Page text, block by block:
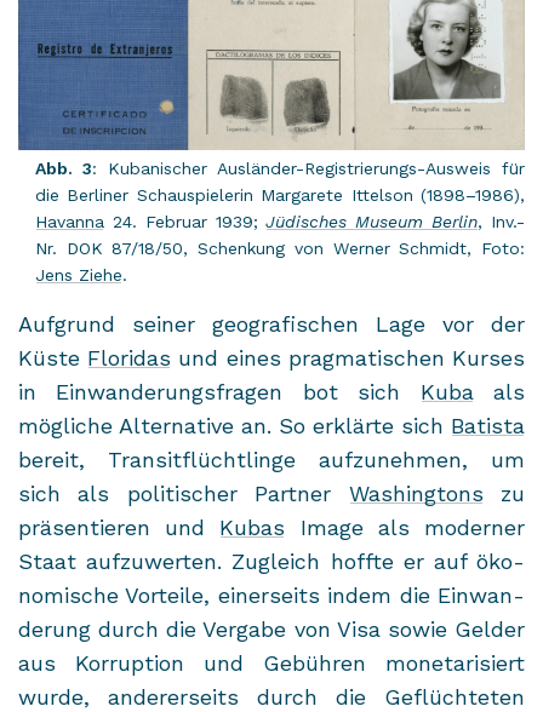
Abb. 3: Ku­ba­ni­scher Ausländer-​Registrierungs-Ausweis für
die Ber­li­ner Schau­spie­le­rin Mar­ga­re­te It­tel­son (1898–1986),
Ha­van­na 24. Fe­bru­ar 1939;Jü­di­sches Mu­se­um Ber­lin, Inv.-
Nr. DOK 87/18/50, Schen­kung von Wer­ner Schmidt, Foto:
Jens Ziehe.
Auf­grund sei­ner geo­gra­fi­schen Lage vor der
Küste Flo­ri­das und eines prag­ma­ti­schen Kur­ses
in Ein­wan­de­rungs­fra­gen bot sich Kubaals
mög­li­che Al­ter­na­ti­ve an. So er­klär­te sich Ba­tis­ta
be­reit, Tran­sit­flücht­lin­ge auf­zu­neh­men, um
sich als po­li­ti­scher Part­ner Wa­shing­tons zu
prä­sen­tie­ren und Kubas Image als mo­der­ner
Staat auf­zu­wer­ten. Zu­gleich hoff­te er auf öko­
no­mi­sche Vor­tei­le, ei­ner­seits indem die Ein­wan­
de­rung durch die Ver­ga­be von Visa sowie Gel­der
aus Kor­rup­ti­on und Ge­büh­ren mo­ne­ta­ri­siert
wurde, an­de­rer­seits durch die Ge­flüch­te­ten